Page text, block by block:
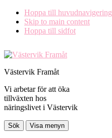
Hoppa till huvudnavigering
Skip to main content
Hoppa till sidfot
Västervik Framåt
Vi arbetar för att öka
tillväxten hos
näringslivet i Västervik
Sök Visa menyn